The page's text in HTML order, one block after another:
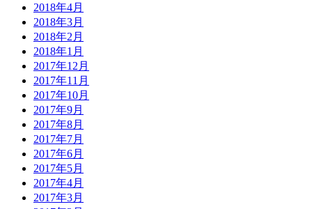
2018年4月
2018年3月
2018年2月
2018年1月
2017年12月
2017年11月
2017年10月
2017年9月
2017年8月
2017年7月
2017年6月
2017年5月
2017年4月
2017年3月